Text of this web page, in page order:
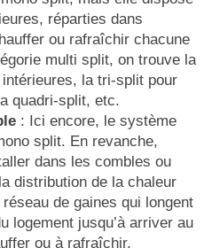
réparties dans
ou rafraîchir chacune
multi split, on trouve la
la tri-split pour
quadri-split, etc.
: Ici encore, le système
split. En revanche,
dans les combles ou
distribution de la chaleur
de gaines qui longent
logement jusqu’à arriver au
ou à rafraîchir.